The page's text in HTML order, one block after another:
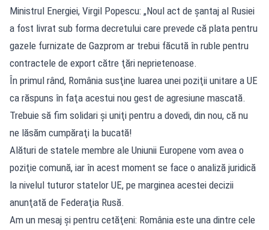
Ministrul Energiei, Virgil Popescu: „Noul act de şantaj al Rusiei
a fost livrat sub forma decretului care prevede că plata pentru
gazele furnizate de Gazprom ar trebui făcută în ruble pentru
contractele de export către ţări neprietenoase.
În primul rând, România susţine luarea unei poziţii unitare a UE
ca răspuns în faţa acestui nou gest de agresiune mascată.
Trebuie să fim solidari şi uniţi pentru a dovedi, din nou, că nu
ne lăsăm cumpăraţi la bucată!
Alături de statele membre ale Uniunii Europene vom avea o
poziţie comună, iar în acest moment se face o analiză juridică
la nivelul tuturor statelor UE, pe marginea acestei decizii
anunţată de Federaţia Rusă.
Am un mesaj şi pentru cetăţeni: România este una dintre cele